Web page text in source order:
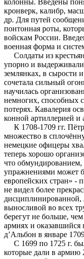
кронверк, калибр,
др. Для путей
понтонная роты,
войскам России.
военная форма и
Солдаты из
упорно и
землянках, в сырости
сочетала сильный
научилась
немногих, способных
потерях. Кавалерия
конной артиллерией и
К 1708-1709 гг. Пётр
множество в
немецкие офицеры
теперь хорошо
что
упражнениями может
европейских стран» -
не видел более
выносливой во всех
берегут не больше,
армиях и оказавшийся
д’Альбон в январе
С 1699 по 1725 г.
которые дали в армию